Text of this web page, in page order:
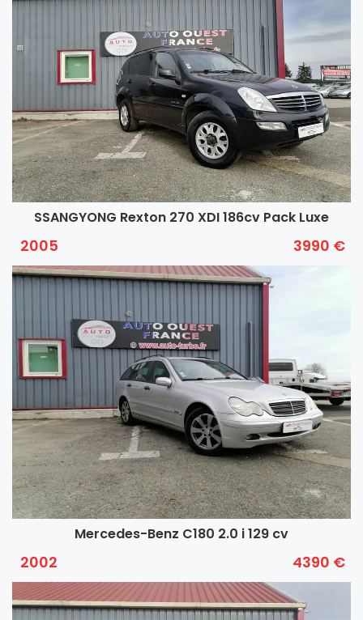
SSANGYONG Rexton 270 XDI 186cv Pack Luxe
2005 3990 €
Mercedes-Benz C180 2.0 i 129 cv
2002 4390 €